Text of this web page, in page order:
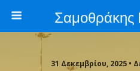
31 Δεκεμβρίου, 2025 •